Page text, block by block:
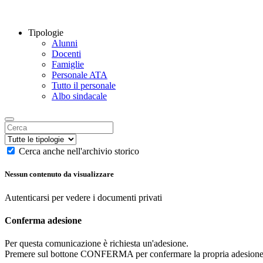
Tipologie
Alunni
Docenti
Famiglie
Personale ATA
Tutto il personale
Albo sindacale
Cerca anche nell'archivio storico
Nessun contenuto da visualizzare
Autenticarsi per vedere i documenti privati
Conferma adesione
Per questa comunicazione è richiesta un'adesione.
Premere sul bottone CONFERMA per confermare la propria